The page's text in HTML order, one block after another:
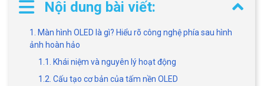
Nội dung bài viết:
1. Màn hình OLED là gì? Hiểu rõ công nghệ phía sau hình
ảnh hoàn hảo
1.1. Khái niệm và nguyên lý hoạt động
1.2. Cấu tạo cơ bản của tấm nền OLED